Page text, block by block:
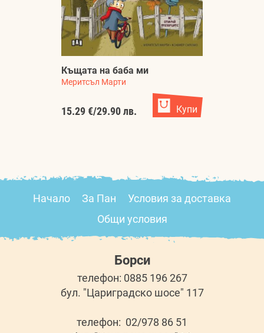
Къщата на баба ми
Меритсъл Марти
15.29 €/29.90 лв. Купи
Начало За Пан
Условия за доставка
Общи условия
Борси
телефон: 0885 196 267
бул. "Цариградско шосе" 117
телефон: 02/978 86 51